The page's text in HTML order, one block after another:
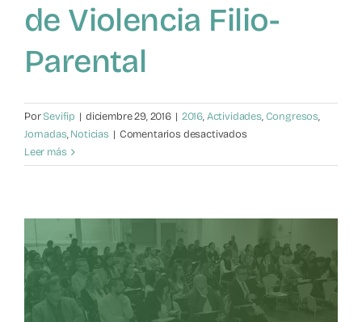
de Violencia Filio-
Parental
PorSevifip | diciembre 29, 2016 | 2016,Actividades, Congresos,
Jornadas,Noticias | Comentarios desactivadosen
presidente
SEVIFIP
Urra,
presenta
el
Leer más